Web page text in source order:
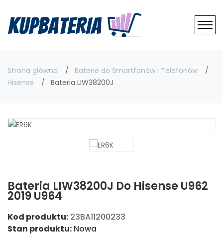
Strona główna
Baterie do Smartfonów i Telefonów
Hisense
Bateria LIW38200J
Bateria LIW38200J Do Hisense U962
2019 U964
Kod produktu: 23BA11200233
Stan produktu: Nowa